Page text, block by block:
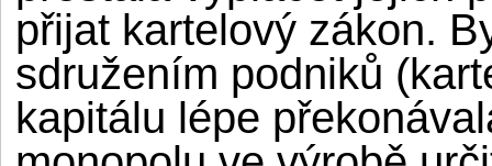
přijat kartelový zákon.
sdružením podniků
kapitálu lépe